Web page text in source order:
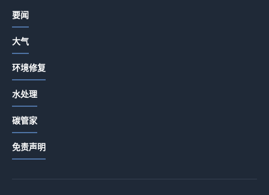
要闻
大气
环境修复
水处理
碳管家
免责声明